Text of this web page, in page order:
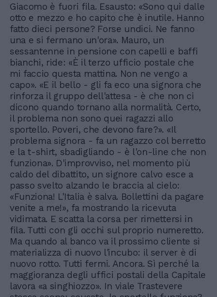
Giacomo è fuori fila. Esausto: «Sono qui dalle
otto e mezzo e ho capito che è inutile. Hanno
fatto dieci persone? Forse undici. Ne fanno
una e si fermano un'ora». Mauro, un
sessantenne in pensione con capelli e baffi
bianchi, ride: «È il terzo ufficio postale che
mi faccio questa mattina. Non ne vengo a
capo». «E il bello - gli fa eco una signora che
rinforza il gruppo dell'attesa - è che non ci
dicono quando tornano alla normalità. Certo,
il problema non sono quei ragazzi allo
sportello. Poveri, che devono fare?». «Il
problema signora - fa un ragazzo col berretto
e la t-shirt, sbadigliando - è l'on-line che non
funziona». D'improvviso, nel momento più
caldo del dibattito, un signore calvo esce a
passo svelto alzando le braccia al cielo:
«Funziona! L'Italia è salva. Bollettini da pagare
venite a me!», fa mostrando la ricevuta
vidimata. E scatta la corsa per rimettersi in
fila. Tutti con gli occhi sul proprio numeretto.
Ma quando al banco va il prossimo cliente si
materializza di nuovo l'incubo: il server è di
nuovo rotto. Tutti fermi. Ancora. Sì perché la
maggioranza degli uffici postali della Capitale
lavora «a singhiozzo». In viale Trastevere